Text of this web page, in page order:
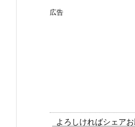
広告
よろしければシェア